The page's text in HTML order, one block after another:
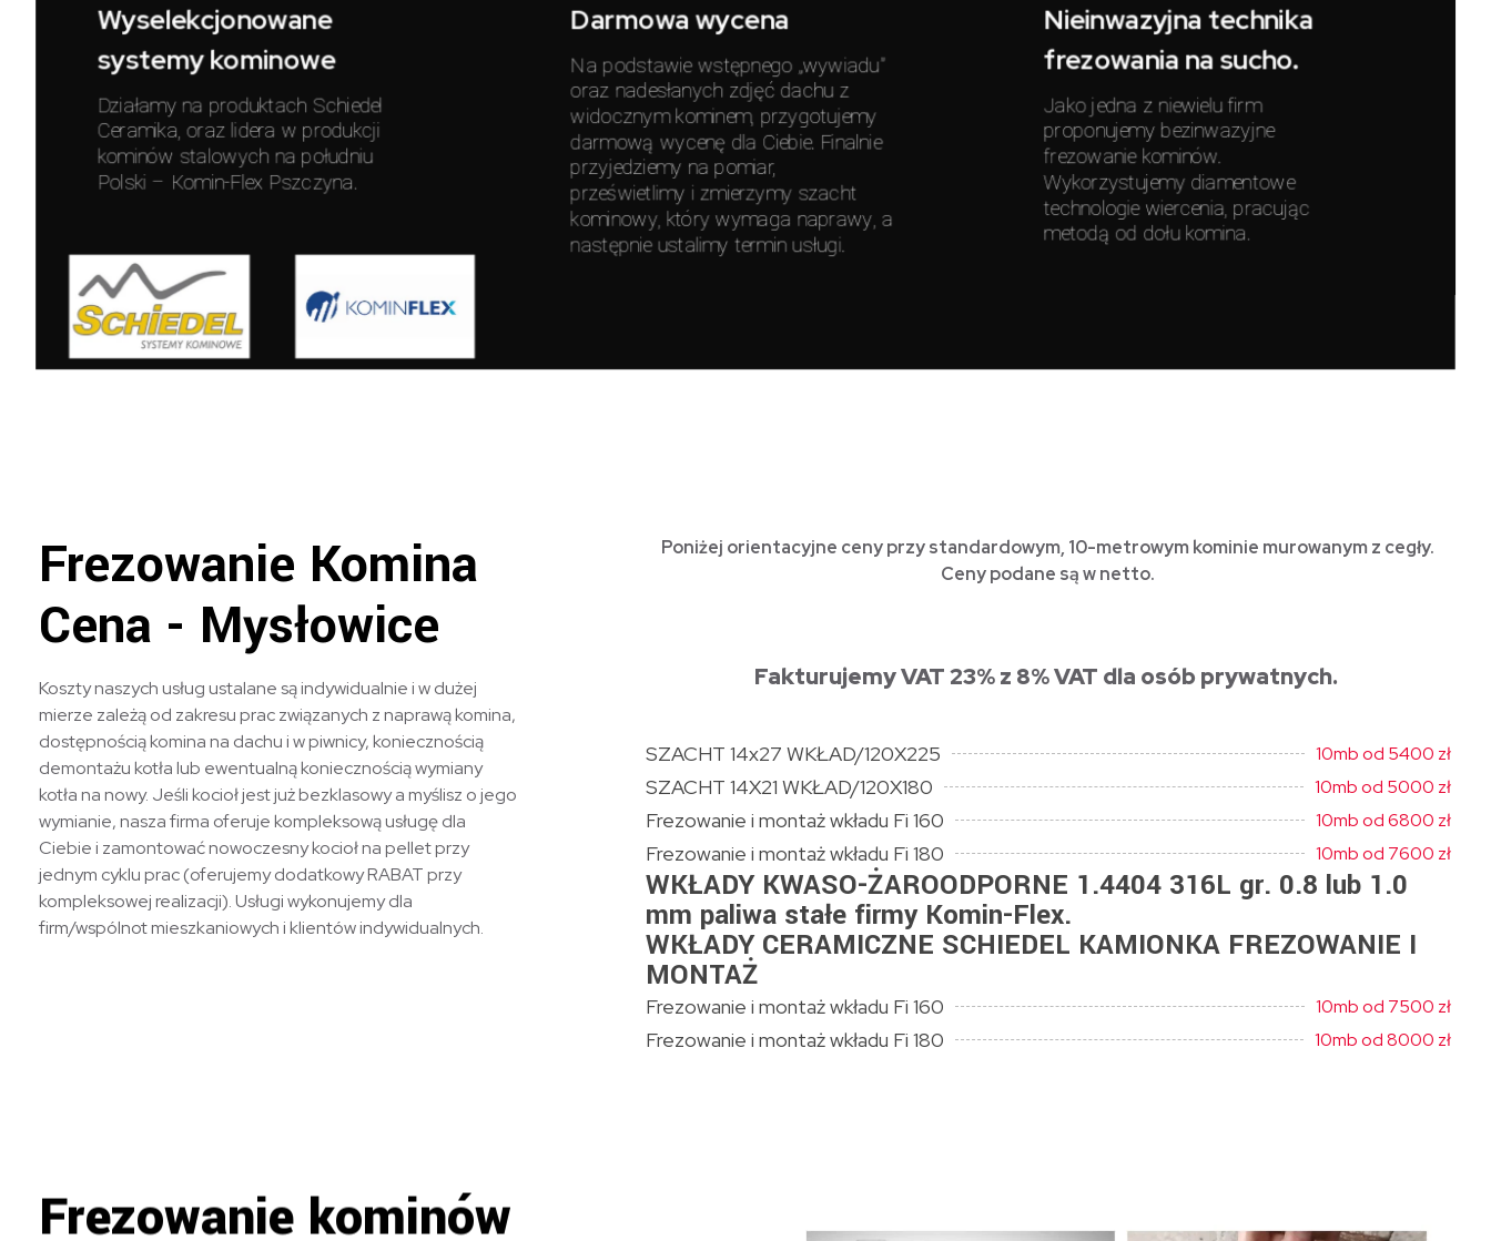
Wyselekcjonowane
systemy kominowe
Działamy na produktach Schiedel
Ceramika, oraz lidera w produkcji
kominów stalowych na południu
Polski – Komin-Flex Pszczyna.
Darmowa wycena
Na podstawie wstępnego „wywiadu”
oraz nadesłanych zdjęć dachu z
widocznym kominem, przygotujemy
darmową wycenę dla Ciebie. Finalnie
przyjedziemy na pomiar,
prześwietlimy i zmierzymy szacht
kominowy, który wymaga naprawy, a
następnie ustalimy termin usługi.
Nieinwazyjna technika
frezowania na sucho.
Jako jedna z niewielu firm
proponujemy bezinwazyjne
frezowanie kominów.
Wykorzystujemy diamentowe
technologie wiercenia, pracując
metodą od dołu komina.
Frezowanie Komina
Cena - Mysłowice
Koszty naszych usług ustalane są indywidualnie i w dużej
mierze zależą od zakresu prac związanych z naprawą komina,
dostępnością komina na dachu i w piwnicy, koniecznością
demontażu kotła lub ewentualną koniecznością wymiany
kotła na nowy. Jeśli kocioł jest już bezklasowy a myślisz o jego
wymianie, nasza firma oferuje kompleksową usługę dla
Ciebie i zamontować nowoczesny kocioł na pellet przy
jednym cyklu prac (oferujemy dodatkowy RABAT przy
kompleksowej realizacji). Usługi wykonujemy dla
firm/wspólnot mieszkaniowych i klientów indywidualnych.
Poniżej orientacyjne ceny przy standardowym, 10-metrowym kominie murowanym z cegły.
Ceny podane są w netto.
Fakturujemy VAT 23% z 8% VAT dla osób prywatnych.
SZACHT 14x27 WKŁAD/120X225 10mb od 5400 zł
SZACHT 14X21 WKŁAD/120X180 10mb od 5000 zł
Frezowanie i montaż wkładu Fi 160 10mb od 6800 zł
Frezowanie i montaż wkładu Fi 180 10mb od 7600 zł
WKŁADY KWASO-ŻAROODPORNE 1.4404 316L gr. 0.8 lub 1.0
mm paliwa stałe firmy Komin-Flex.
WKŁADY CERAMICZNE SCHIEDEL KAMIONKA FREZOWANIE I
MONTAŻ
Frezowanie i montaż wkładu Fi 160 10mb od 7500 zł
Frezowanie i montaż wkładu Fi 180 10mb od 8000 zł
Frezowanie kominów